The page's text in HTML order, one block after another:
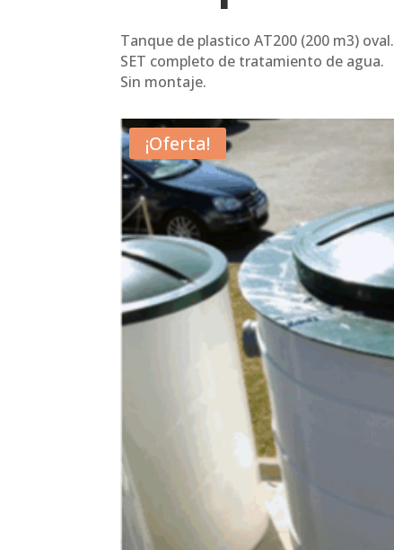
Tanque de plastico AT200 (200 m3) oval.
SET completo de tratamiento de agua.
Sin montaje.
¡Oferta!